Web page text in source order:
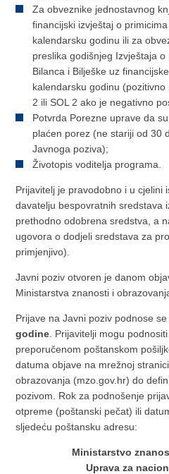
Za obveznike jednostavnog
financijski izvještaj o
kalendarsku godinu ili za
preslika godišnjeg Izvještaja o
Bilanca i Bilješke uz
kalendarsku godinu
2 ili SOL 2 ako je negativno
Potvrda Porezne uprave da
plaćen porez (ne stariji od 30
Javnoga poziva);
Životopis voditelja programa.
Prijavitelj je pravodobno i u cjelini
davatelju bespovratnih sredstava
prethodno odobrena sredstva, a
ugovora o dodjeli sredstava za
primjenjivo).
Javni poziv otvoren je danom
Ministarstva znanosti i
Prijave na Javni poziv podnose
godine . Prijavitelji mogu
preporučenom poštanskom
datuma objave na mrežnoj
obrazovanja (mzo.gov.hr) do
pozivom. Rok za podnošenje
otpreme (poštanski pečat) ili
sljedeću poštansku adresu:
Ministarstvo
Uprava za